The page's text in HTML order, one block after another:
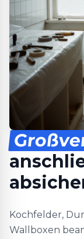
Kochfelder,
Wallboxen